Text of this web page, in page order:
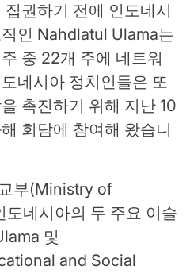
권하기 전에 인도네시
인 Nahdlatul Ulama는
중 22개 주에 네트워
네시아 정치인들은 또
촉진하기 위해 지난 10
회담에 참여해 왔습니
부(Ministry of
네시아의 두 주요 이슬
및
and Social